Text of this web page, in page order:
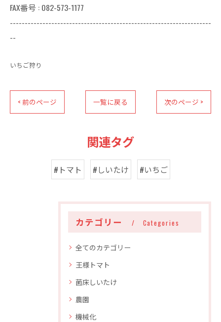
FAX番号 : 082-573-1177
--------------------------------------------------------------------
--
いちご狩り
< 前のページ 一覧に戻る 次のページ >
関連タグ
#トマト #しいたけ #いちご
カテゴリー Categories
全てのカテゴリー
王様トマト
菌床しいたけ
農園
機械化